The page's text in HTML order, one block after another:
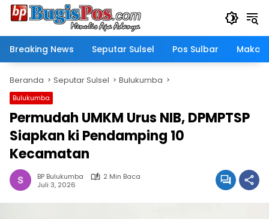
Langsung
Breaking News
Seputar Sulsel Pos Sulbar
Beranda Seputar Sulsel Bulukumba
Bulukumba
Permudah UMKM Urus NIB, DPMPTSP
Siapkan ki Pendamping 10
Kecamatan
BP Bulukumba
2 Min Baca
Juli 3, 2026